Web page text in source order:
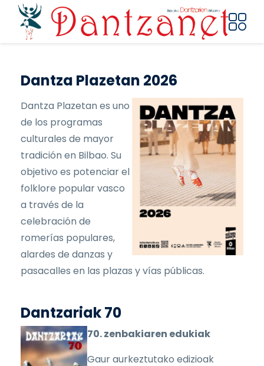
Pasar al contenido principal
Dantza Plazetan 2026
Dantza Plazetan es uno
de los programas
culturales de mayor
tradición en Bilbao. Su
objetivo es potenciar el
folklore popular vasco
a través de la
celebración de
romerías populares,
alardes de danzas y
pasacalles en las plazas y vías públicas.
Dantzariak 70
70. zenbakiaren edukiak
Gaur aurkeztutako edizioak